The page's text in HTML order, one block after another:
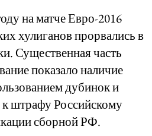
на матче Евро-2016
хулиганов прорвались в
Существенная часть
показало наличие
дубинок и
к штрафу Российскому
сборной РФ.